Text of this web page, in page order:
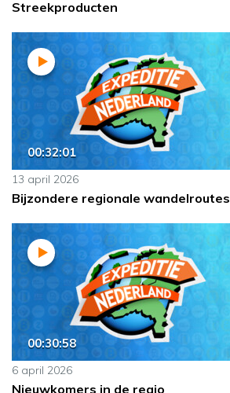
Streekproducten
00:32:01
13 april 2026
Bijzondere regionale wandelroutes
00:30:58
6 april 2026
Nieuwkomers in de regio